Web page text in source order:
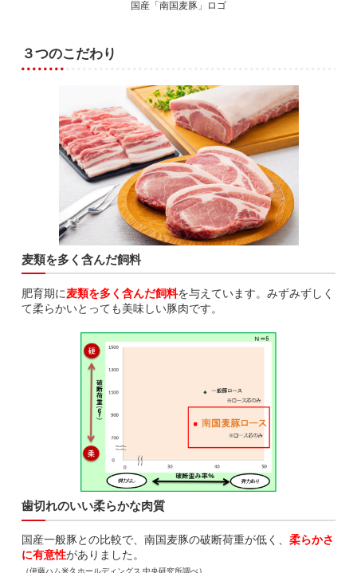
国産「南国麦豚」ロゴ
３つのこだわり
麦類を多く含んだ飼料
肥育期に麦類を多く含んだ飼料を与えています。みずみずしく
て柔らかいとっても美味しい豚肉です。
歯切れのいい柔らかな肉質
国産一般豚との比較で、南国麦豚の破断荷重が低く、 柔らかさ
に有意性がありました。
（伊藤ハム米久ホールディングス 中央研究所調べ）